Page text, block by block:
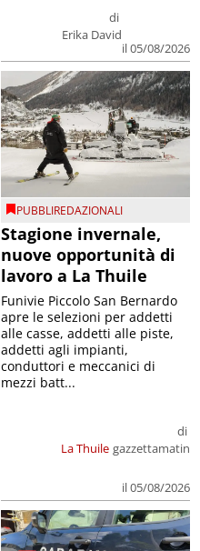
di
Erika David
il 05/08/2026
PUBBLIREDAZIONALI
Stagione invernale,
nuove opportunità di
lavoro a La Thuile
La Thuile
di
gazzettamatin
il 05/08/2026
Funivie Piccolo San Bernardo
apre le selezioni per addetti
alle casse, addetti alle piste,
addetti agli impianti,
conduttori e meccanici di
mezzi batt...